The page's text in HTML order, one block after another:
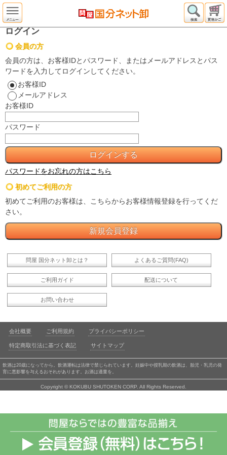
ログイン
会員の方
会員の方は、お客様IDとパスワード、またはメールアドレスとパス
ワードを入力してログインしてください。
お客様ID
メールアドレス
お客様ID
パスワード
パスワードをお忘れの方はこちら
初めてご利用の方
初めてご利用のお客様は、こちらからお客様情報登録を行ってくだ
さい。
問屋 国分ネット卸とは？ よくあるご質問(FAQ)
ご利用ガイド 配送について
お問い合わせ
会社概要 ご利用規約 プライバシーポリシー
特定商取引法に基づく表記 サイトマップ
飲酒は20歳になってから。飲酒運転は法律で禁じられています。妊娠中や授乳期の飲酒は、胎児・乳児の発
育に悪影響を与えるおそれがあります。お酒は適量を。
Copyright © KOKUBU SHUTOKEN CORP. All Rights Reserved.